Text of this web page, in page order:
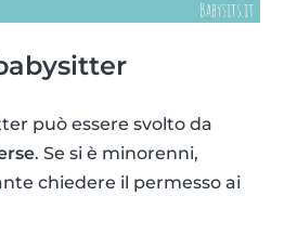
può essere svolto da
. Se si è minorenni,
chiedere il permesso ai